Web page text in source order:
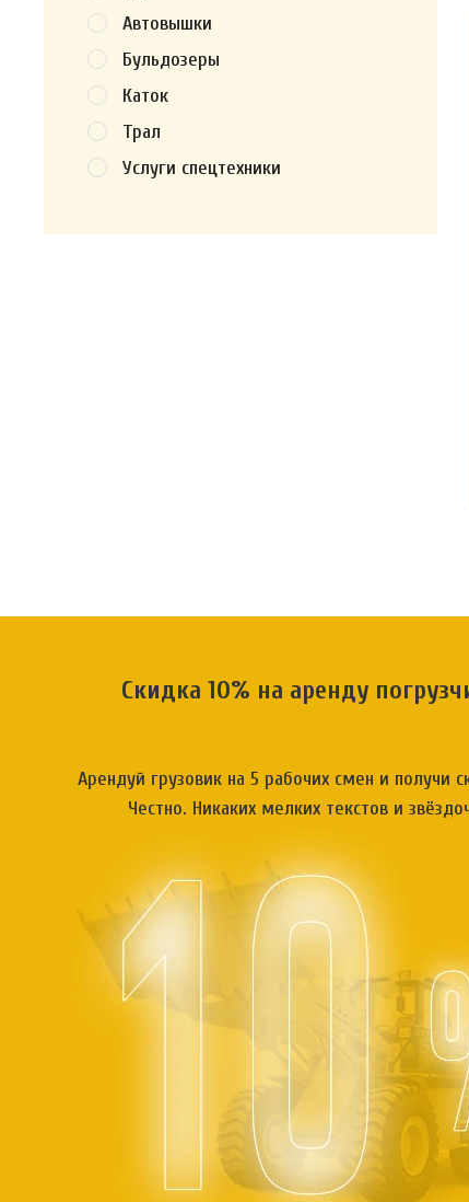
Автовышки
Бульдозеры
Каток
Трал
Услуги спецтехники
Скидка 10% на аренду
Арендуй грузовик на 5 рабочих смен и получи
Честно. Никаких мелких текстов и